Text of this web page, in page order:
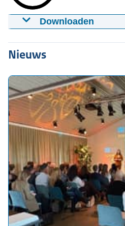
Downloaden
Ondertiteling
srt2,0 kB KB
Download
Nieuws